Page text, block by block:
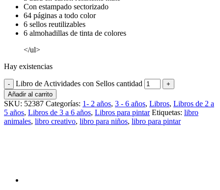
Con estampado sectorizado
64 páginas a todo color
6 sellos reutilizables
6 almohadillas de tinta de colores
</ul>
Hay existencias
Libro de Actividades con Sellos cantidad
Añadir al carrito
SKU: 52387 Categorías: 1- 2 años, 3 - 6 años, Libros, Libros de 2 a
5 años, Libros de 3 a 6 años, Libros para pintar Etiquetas: libro
animales, libro creativo, libro para niños, libro para pintar